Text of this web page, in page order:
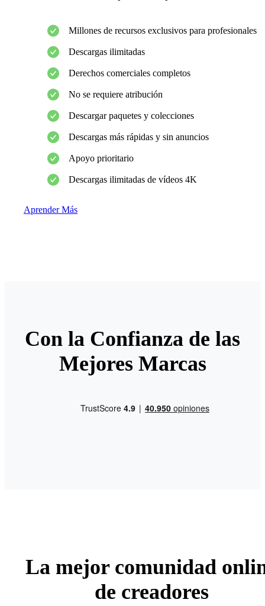
Millones de recursos exclusivos para profesionales
Descargas ilimitadas
Derechos comerciales completos
No se requiere atribución
Descargar paquetes y colecciones
Descargas más rápidas y sin anuncios
Apoyo prioritario
Descargas ilimitadas de vídeos 4K
Aprender Más
Con la Confianza de las
Mejores Marcas
La mejor comunidad
de creadores